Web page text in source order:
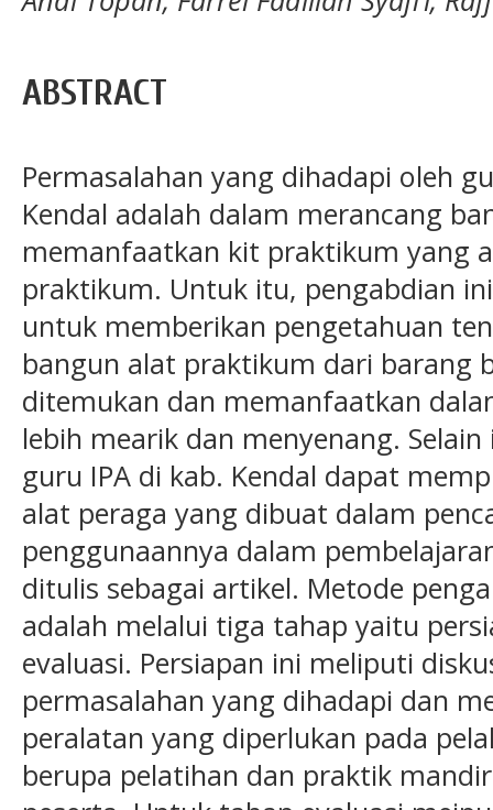
ABSTRACT
Permasalahan yang dihadapi oleh
Kendal adalah dalam merancang
memanfaatkan kit praktikum yang
praktikum. Untuk itu, pengabdian
untuk memberikan pengetahuan
bangun alat praktikum dari barang
ditemukan dan memanfaatkan
lebih mearik dan menyenang.
guru IPA di kab. Kendal dapat
alat peraga yang dibuat dalam
penggunaannya dalam
ditulis sebagai artikel. Metode
adalah melalui tiga tahap yaitu
evaluasi. Persiapan ini meliputi
permasalahan yang dihadapi dan
peralatan yang diperlukan pada
berupa pelatihan dan praktik